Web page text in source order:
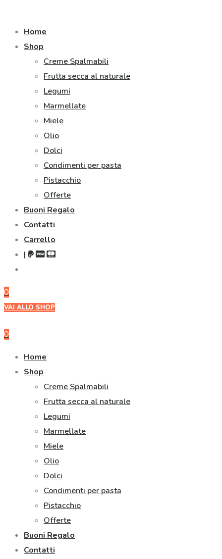
Home
Shop
Creme Spalmabili
Frutta secca al naturale
Legumi
Marmellate
Miele
Olio
Dolci
Condimenti per pasta
Pistacchio
Offerte
Buoni Regalo
Contatti
Carrello
|
0
VAI ALLO SHOP
0
Home
Shop
Creme Spalmabili
Frutta secca al naturale
Legumi
Marmellate
Miele
Olio
Dolci
Condimenti per pasta
Pistacchio
Offerte
Buoni Regalo
Contatti